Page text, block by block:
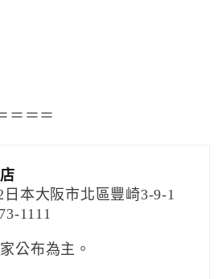
＝＝＝
日本大阪市北區豐崎3-9-1
1111
公布為主。